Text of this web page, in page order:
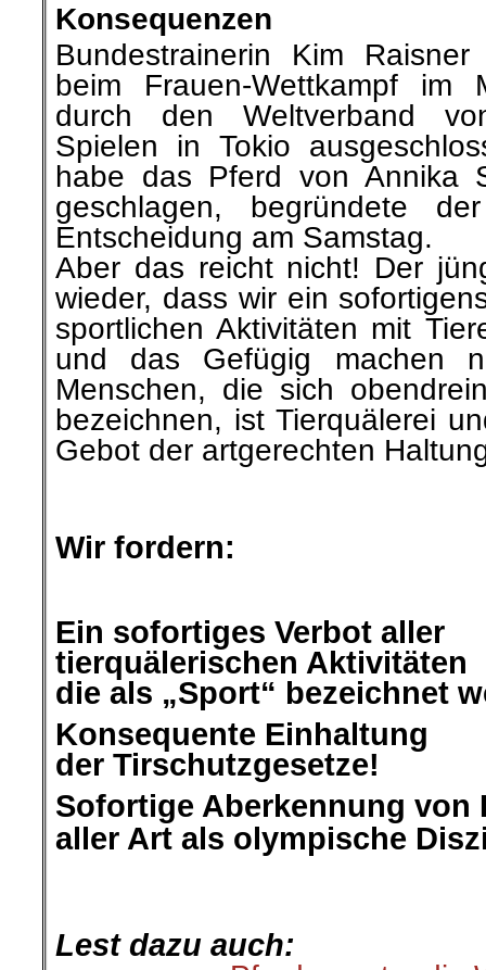
Konsequenzen
Bundestrainerin Kim Raisner
beim Frauen-Wettkampf im
durch den Weltverband
Spielen in Tokio
habe das Pferd von Annika
geschlagen, begründete
Entscheidung am Samstag.
Aber das reicht nicht! Der
wieder, dass wir ein
sportlichen Aktivitäten mit
und das Gefügig machen
Menschen, die sich
bezeichnen, ist Tierquälerei
Gebot der artgerechten
Wir fordern:
Ein sofortiges Verbot aller
tierquälerischen Aktivitäten
die als „Sport“ bezeichnet
Konsequente Einhaltung
der Tirschutzgesetze!
Sofortige Aberkennung von
aller Art als olympische
Lest dazu auch: